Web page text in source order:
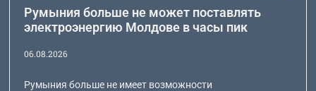
Румыния больше не может поставлять
электроэнергию Молдове в часы пик
06.08.2026
Румыния больше не имеет возможности